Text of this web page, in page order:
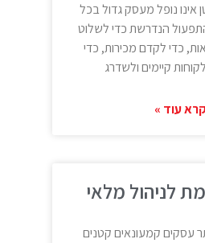
נופל מעסק גדול בכל
הנדרשת כדי לשלוט
כדי לקדם מכירות, כדי
קיימים ולשדרג
קרא עוד »
לניהול מלאי
עסקים קמעונאים קטנים